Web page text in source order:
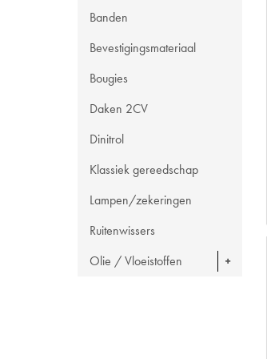
Banden
Bevestigingsmateriaal
Bougies
Daken 2CV
Dinitrol
Klassiek gereedschap
Lampen/zekeringen
Ruitenwissers
Olie / Vloeistoffen